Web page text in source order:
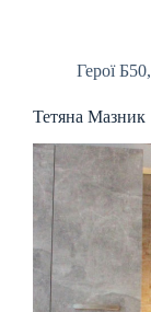
Герої Б50,
Тетяна Мазник